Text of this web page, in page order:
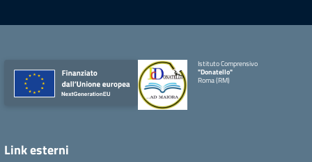
Istituto Comprensivo
"Donatello"
Roma (RM)
Link esterni